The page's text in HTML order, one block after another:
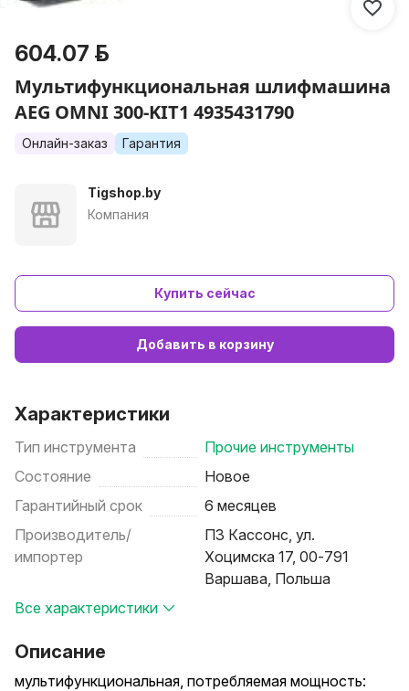
604.07 р.
Мультифункциональная шлифмашина
AEG OMNI 300-KIT1 4935431790
Онлайн-заказ Гарантия
Tigshop.by
Компания
Купить сейчас
Добавить в корзину
Характеристики
Тип инструмента
Прочие инструменты
Состояние
Новое
Гарантийный срок
6 месяцев
Производитель/
импортер
ПЗ Кассонс, ул.
Хоцимска 17, 00-791
Варшава, Польша
Все характеристики
Описание
мультифункциональная, потребляемая мощность: